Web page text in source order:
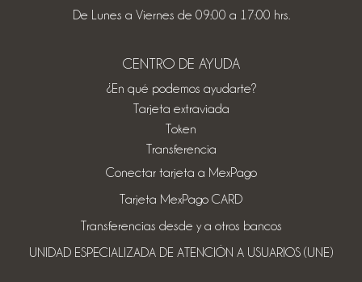
De Lunes a Viernes de 09:00 a 17:00 hrs.
CENTRO DE AYUDA
¿En qué podemos ayudarte?
Tarjeta extraviada
Token
Transferencia
Conectar tarjeta a MexPago
Tarjeta MexPago CARD
Transferencias desde y a otros bancos
UNIDAD ESPECIALIZADA DE ATENCIÓN A USUARIOS (UNE)